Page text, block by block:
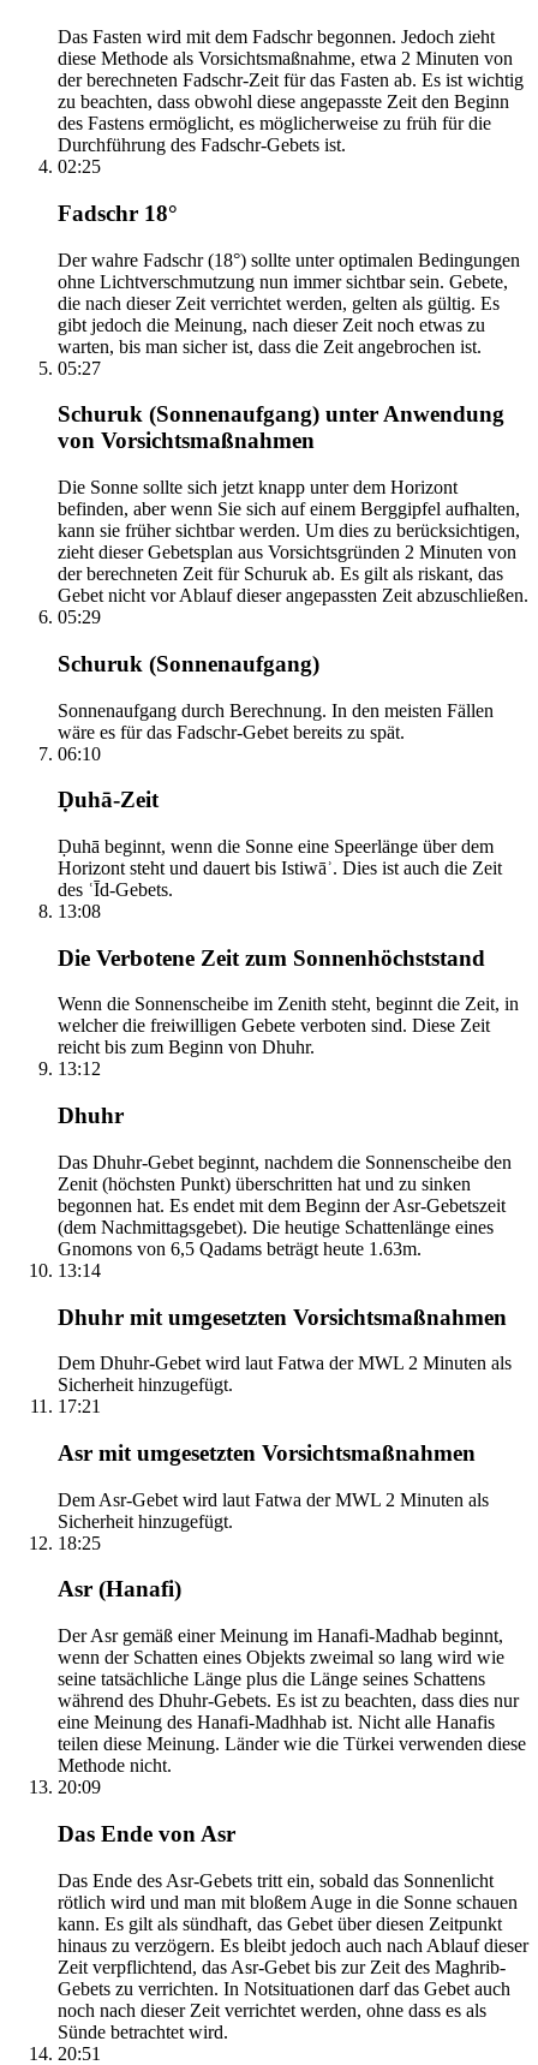
Das Fasten wird mit dem Fadschr begonnen. Jedoch zieht
diese Methode als Vorsichtsmaßnahme, etwa 2 Minuten von
der berechneten Fadschr-Zeit für das Fasten ab. Es ist wichtig
zu beachten, dass obwohl diese angepasste Zeit den Beginn
des Fastens ermöglicht, es möglicherweise zu früh für die
Durchführung des Fadschr-Gebets ist.
02:25
Fadschr 18°
Der wahre Fadschr (18°) sollte unter optimalen Bedingungen
ohne Lichtverschmutzung nun immer sichtbar sein. Gebete,
die nach dieser Zeit verrichtet werden, gelten als gültig. Es
gibt jedoch die Meinung, nach dieser Zeit noch etwas zu
warten, bis man sicher ist, dass die Zeit angebrochen ist.
05:27
Schuruk (Sonnenaufgang) unter Anwendung
von Vorsichtsmaßnahmen
Die Sonne sollte sich jetzt knapp unter dem Horizont
befinden, aber wenn Sie sich auf einem Berggipfel aufhalten,
kann sie früher sichtbar werden. Um dies zu berücksichtigen,
zieht dieser Gebetsplan aus Vorsichtsgründen 2 Minuten von
der berechneten Zeit für Schuruk ab. Es gilt als riskant, das
Gebet nicht vor Ablauf dieser angepassten Zeit abzuschließen.
05:29
Schuruk (Sonnenaufgang)
Sonnenaufgang durch Berechnung. In den meisten Fällen
wäre es für das Fadschr-Gebet bereits zu spät.
06:10
Ḍuhā-Zeit
Ḍuhā beginnt, wenn die Sonne eine Speerlänge über dem
Horizont steht und dauert bis Istiwāʾ. Dies ist auch die Zeit
des ʿĪd-Gebets.
13:08
Die Verbotene Zeit zum Sonnenhöchststand
Wenn die Sonnenscheibe im Zenith steht, beginnt die Zeit, in
welcher die freiwilligen Gebete verboten sind. Diese Zeit
reicht bis zum Beginn von Dhuhr.
13:12
Dhuhr
Das Dhuhr-Gebet beginnt, nachdem die Sonnenscheibe den
Zenit (höchsten Punkt) überschritten hat und zu sinken
begonnen hat. Es endet mit dem Beginn der Asr-Gebetszeit
(dem Nachmittagsgebet). Die heutige Schattenlänge eines
Gnomons von 6,5 Qadams beträgt heute 1.63m.
13:14
Dhuhr mit umgesetzten Vorsichtsmaßnahmen
Dem Dhuhr-Gebet wird laut Fatwa der MWL 2 Minuten als
Sicherheit hinzugefügt.
17:21
Asr mit umgesetzten Vorsichtsmaßnahmen
Dem Asr-Gebet wird laut Fatwa der MWL 2 Minuten als
Sicherheit hinzugefügt.
18:25
Asr (Hanafi)
Der Asr gemäß einer Meinung im Hanafi-Madhab beginnt,
wenn der Schatten eines Objekts zweimal so lang wird wie
seine tatsächliche Länge plus die Länge seines Schattens
während des Dhuhr-Gebets. Es ist zu beachten, dass dies nur
eine Meinung des Hanafi-Madhhab ist. Nicht alle Hanafis
teilen diese Meinung. Länder wie die Türkei verwenden diese
Methode nicht.
20:09
Das Ende von Asr
Das Ende des Asr-Gebets tritt ein, sobald das Sonnenlicht
rötlich wird und man mit bloßem Auge in die Sonne schauen
kann. Es gilt als sündhaft, das Gebet über diesen Zeitpunkt
hinaus zu verzögern. Es bleibt jedoch auch nach Ablauf dieser
Zeit verpflichtend, das Asr-Gebet bis zur Zeit des Maghrib-
Gebets zu verrichten. In Notsituationen darf das Gebet auch
noch nach dieser Zeit verrichtet werden, ohne dass es als
Sünde betrachtet wird.
20:51